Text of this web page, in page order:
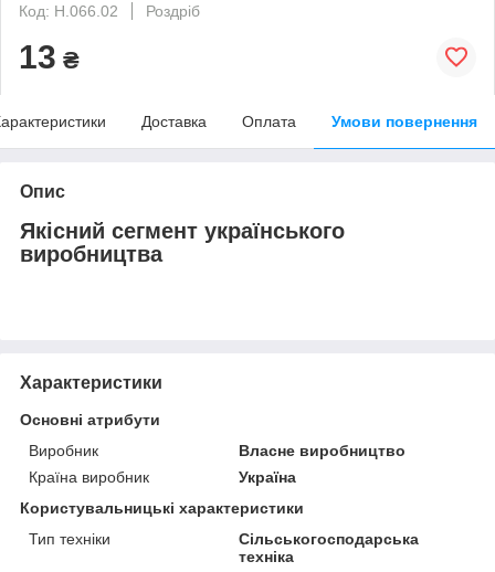
Код: Н.066.02
Роздріб
13 ₴
Доставка Оплата Умови повернення
Опис
Якісний сегмент українського
виробництва
Характеристики
Основні атрибути
Виробник
Власне виробництво
Країна виробник
Україна
Користувальницькі характеристики
Тип техніки
Сільськогосподарська
техніка